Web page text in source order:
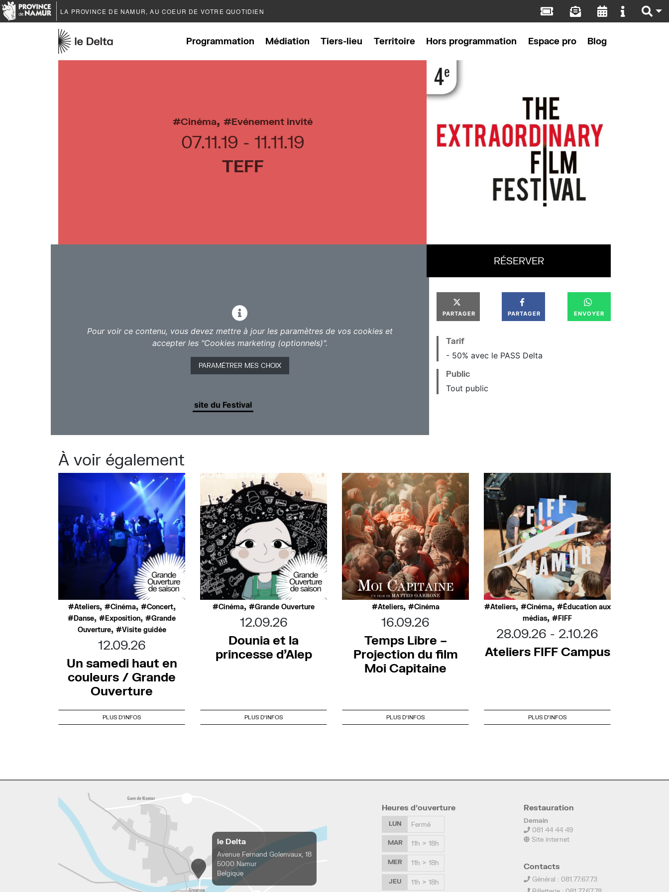
LA PROVINCE DE NAMUR, AU COEUR DE VOTRE QUOTIDIEN
Programmation Médiation Tiers-lieu Territoire Hors programmation Espace pro Blog
Cinéma, Evénement invité
07.11.19
11.11.19
TEFF
, dans ses réalités et ses capacités, bien loin des clichés
Organisé tous les 2 ans, l’événement présenteune sélection d’oeuvres belges et
étrangères de grand qualité cinématographique, où tous les genres sont abordés :
du court-métrage au long-métrage, du film d’animation au documentaire et à la
fiction… le tout, bien entendu, au sein d’un événement 100 % accessible
Pour voir ce contenu, vous devez mettre à jour les paramètres de vos cookies et
accepter les "Cookies marketing (optionnels)".
PARAMÉTRER MES CHOIX
site du Festival
RÉSERVER
PARTAGER PARTAGER ENVOYER
Tarif
- 50% avec le PASS Delta
Public
Tout public
À voir également
Ateliers, Cinéma, Concert,
Danse, Exposition,
Grande
Ouverture, Visite guidée
12.09.26
Un samedi haut en
couleurs / Grande
Ouverture
PLUS D'INFOS
Cinéma, Grande Ouverture
12.09.26
Dounia et la
princesse d’Alep
PLUS D'INFOS
Ateliers, Cinéma
16.09.26
Temps Libre –
Projection du film
Moi Capitaine
PLUS D'INFOS
Ateliers, Cinéma,
Éducation aux
médias, FIFF
28.09.26
2.10.26
Ateliers FIFF Campus
PLUS D'INFOS
le Delta
Avenue Fernand Golenvaux, 18
5000 Namur
Belgique
Heures d’ouverture
LUN Fermé
MAR 11h > 18h
MER 11h > 18h
JEU 11h > 18h
Restauration
Demain
081 44 44 49
Site internet
Contacts
Général : 081.77.67.73